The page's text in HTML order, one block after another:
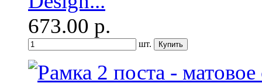
673.00 р.
шт.